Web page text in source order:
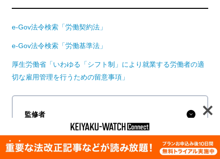
e-Gov法令検索「労働契約法」
e-Gov法令検索「労働基準法」
厚生労働省「いわゆる「シフト制」により就業する労働者の適
切な雇用管理を行うための留意事項」
監修者
涌井好文
社会保険労務士